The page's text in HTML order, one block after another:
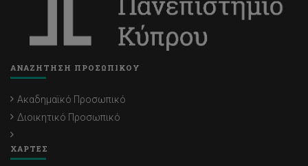
ΑΝΑΖΗΤΗΣΗ ΠΡΟΣΩΠΙΚΟΥ
Ακαδημαϊκό Προσωπικό
Διοικητικό Προσωπικό
ΧΑΡΤΕΣ